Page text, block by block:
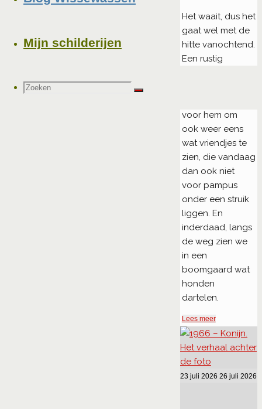
Mijn schilderijen
Zoeken
Zoek
Zoeken
Het waait, dus het
gaat wel met de
hitte vanochtend.
Een rustig
voor hem om
ook weer eens
wat vriendjes te
zien, die vandaag
dan ook niet
voor pampus
onder een struik
liggen. En
inderdaad, langs
de weg zien we
in een
boomgaard wat
honden
dartelen.
Lees meer"Paringsdans"
23 juli 2026 26 juli 2026